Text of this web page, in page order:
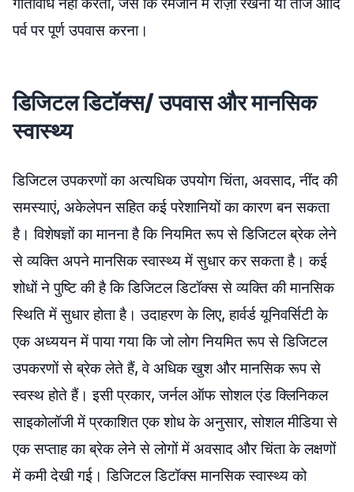
पर्व पर पूर्ण उपवास करना।
डिजिटलडिटॉक्स/उपवासऔरमानसिक
स्वास्थ्य
डिजिटल उपकरणों का अत्यधिक उपयोग चिंता, अवसाद, नींद की
समस्याएं, अकेलेपन सहित कई परेशानियों का कारण बन सकता
है। विशेषज्ञों का मानना है कि नियमित रूप से डिजिटल ब्रेक लेने
से व्यक्ति अपने मानसिक स्वास्थ्य में सुधार कर सकता है। कई
शोधों ने पुष्टि की है कि डिजिटल डिटॉक्स से व्यक्ति की मानसिक
स्थिति में सुधार होता है। उदाहरण के लिए, हार्वर्ड यूनिवर्सिटी के
एक अध्ययन में पाया गया कि जो लोग नियमित रूप से डिजिटल
उपकरणों से ब्रेक लेते हैं, वे अधिक खुश और मानसिक रूप से
स्वस्थ होते हैं। इसी प्रकार, जर्नल ऑफ सोशल एंड क्लिनिकल
साइकोलॉजी में प्रकाशित एक शोध के अनुसार, सोशल मीडिया से
एक सप्ताह का ब्रेक लेने से लोगों में अवसाद और चिंता के लक्षणों
में कमी देखी गई। डिजिटल डिटॉक्स मानसिक स्वास्थ्य को